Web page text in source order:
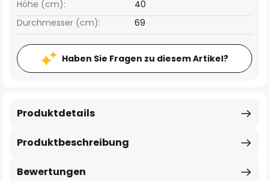
Höhe (cm):
40
Durchmesser (cm):
69
Haben Sie Fragen zu diesem Artikel?
Produktbeschreibung
Produktdetails
Bewertungen